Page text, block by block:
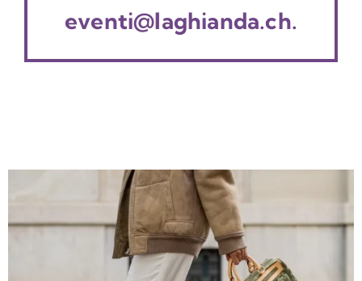
eventi@laghianda.ch.